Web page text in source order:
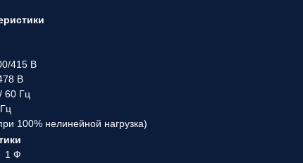
415 В
В
60 Гц
100% нелинейной нагрузка)
1 Ф